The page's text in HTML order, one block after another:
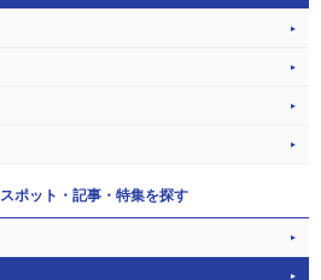
スポット・記事・特集を探す